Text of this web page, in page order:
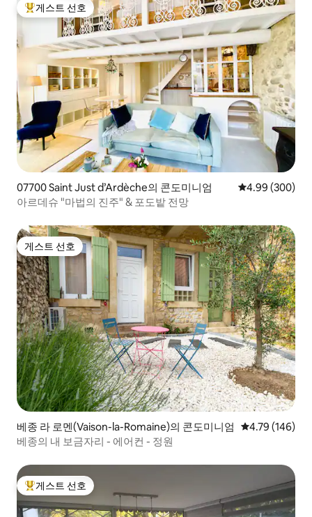
상위 게스트 선호
게스트 선호
07700 Saint Just d’Ardèche의 콘도미니엄 평점 4.99점(5
4.99 (300)
아르데슈 "마법의 진주" & 포도밭 전망
게스트 선호
게스트 선호
베종 라 로멘(Vaison-la-Romaine)의 콘도미니엄 평점 4.79점(5
4.79 (146)
베종의 내 보금자리 - 에어컨 - 정원
상위 게스트 선호
게스트 선호